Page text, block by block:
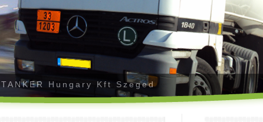
TANKER Hungary Kft Szeged